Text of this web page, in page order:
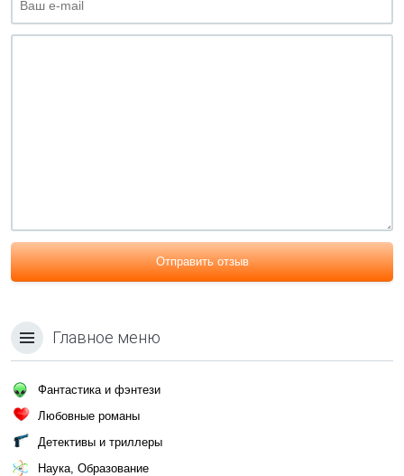
Отправить отзыв
Главное меню
Фантастика и фэнтези
Любовные романы
Детективы и триллеры
Наука, Образование